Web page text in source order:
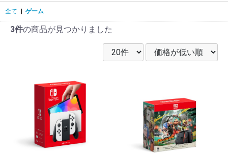
全て | ゲーム
3件の商品が見つかりました